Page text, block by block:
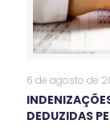
6 de agosto de
DEDUZIDAS